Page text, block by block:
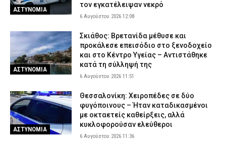
Βόλος: Φωτιά ξέσπασε στα Αϊβαλιώτικα – Ισχυρές
πυροσβεστικές δυνάμεις επιχειρούν στο σημείο
ΕΙΔΗΣΕΙΣ 5 Αυγούστου 2026 23:00
Σοκαριστικό βίντεο από την Ταϊλάνδη: Κεραυνός σκότωσε
24χρονο ποδοσφαιριστή κατά τη διάρκεια αγώνα
ΔΙΕΘΝΗ 5 Αυγούστου 2026 22:53
σύγκρουση ελικοπτέρων – Μια ημέρα πριν επιχειρούσε στον
τόπο καταγωγής του
ΕΙΔΗΣΕΙΣ 5 Αυγούστου 2026 22:38
Κέρκυρα: Συνελήφθη 19χρονος αλλοδαπός – Εντοπίστηκε με
ΑΣΤΥΝΟΜΙΑ
τον εγκατέλειψαν νεκρό
6 Αυγούστου 2026 12:08
ΑΣΤΥΝΟΜΙΑ
Σκιάθος: Βρετανίδα μέθυσε και
προκάλεσε επεισόδιο στο ξενοδοχείο
και στο Κέντρο Υγείας – Αντιστάθηκε
κατά τη σύλληψή της
6 Αυγούστου 2026 11:51
ΑΣΤΥΝΟΜΙΑ
Θεσσαλονίκη: Χειροπέδες σε δύο
φυγόποινους – Ήταν καταδικασμένοι
με οκταετείς καθείρξεις, αλλά
κυκλοφορούσαν ελεύθεροι
6 Αυγούστου 2026 11:36